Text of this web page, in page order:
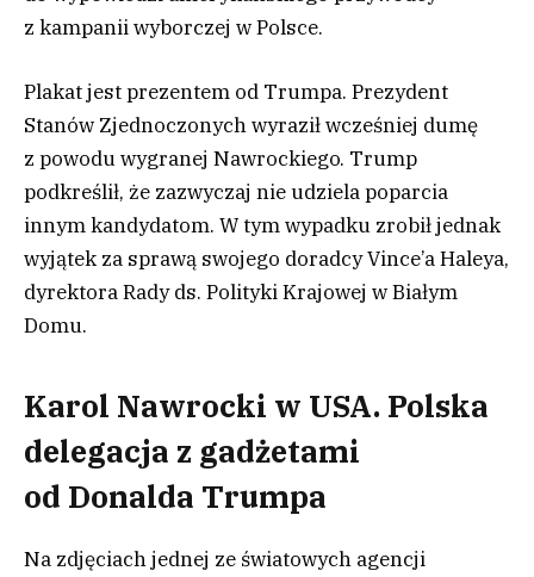
z kampanii wyborczej w Polsce.
Plakat jest prezentem od Trumpa. Prezydent
Stanów Zjednoczonych wyraził wcześniej dumę
z powodu wygranej Nawrockiego. Trump
podkreślił, że zazwyczaj nie udziela poparcia
innym kandydatom. W tym wypadku zrobił jednak
wyjątek za sprawą swojego doradcy Vince’a Haleya,
dyrektora Rady ds. Polityki Krajowej w Białym
Domu.
Karol Nawrocki w USA. Polska
delegacja z gadżetami
od Donalda Trumpa
Na zdjęciach jednej ze światowych agencji